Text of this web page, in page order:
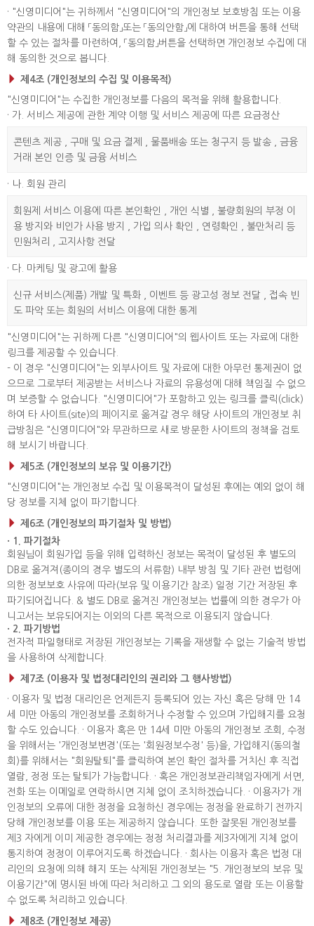
· "신영미디어"는 귀하께서 "신영미디어"의 개인정보 보호방침 또는 이용
약관의 내용에 대해 「동의함」또는 「동의안함」에 대하여 버튼을 통해 선택
할 수 있는 절차를 마련하여, 「동의함」버튼을 선택하면 개인정보 수집에 대
해 동의한 것으로 봅니다.
제4조 (개인정보의 수집 및 이용목적)
"신영미디어"는 수집한 개인정보를 다음의 목적을 위해 활용합니다.
· 가. 서비스 제공에 관한 계약 이행 및 서비스 제공에 따른 요금정산
콘텐츠 제공 , 구매 및 요금 결제 , 물품배송 또는 청구지 등 발송 , 금융
거래 본인 인증 및 금융 서비스
· 나. 회원 관리
회원제 서비스 이용에 따른 본인확인 , 개인 식별 , 불량회원의 부정 이
용 방지와 비인가 사용 방지 , 가입 의사 확인 , 연령확인 , 불만처리 등
민원처리 , 고지사항 전달
· 다. 마케팅 및 광고에 활용
신규 서비스(제품) 개발 및 특화 , 이벤트 등 광고성 정보 전달 , 접속 빈
도 파악 또는 회원의 서비스 이용에 대한 통계
"신영미디어"는 귀하께 다른 "신영미디어"의 웹사이트 또는 자료에 대한
링크를 제공할 수 있습니다.
- 이 경우 "신영미디어"는 외부사이트 및 자료에 대한 아무런 통제권이 없
으므로 그로부터 제공받는 서비스나 자료의 유용성에 대해 책임질 수 없으
며 보증할 수 없습니다. "신영미디어"가 포함하고 있는 링크를 클릭(click)
하여 타 사이트(site)의 페이지로 옮겨갈 경우 해당 사이트의 개인정보 취
급방침은 "신영미디어"와 무관하므로 새로 방문한 사이트의 정책을 검토
해 보시기 바랍니다.
제5조 (개인정보의 보유 및 이용기간)
"신영미디어"는 개인정보 수집 및 이용목적이 달성된 후에는 예외 없이 해
당 정보를 지체 없이 파기합니다.
제6조 (개인정보의 파기절차 및 방법)
· 1. 파기절차
회원님이 회원가입 등을 위해 입력하신 정보는 목적이 달성된 후 별도의
DB로 옮겨져(종이의 경우 별도의 서류함) 내부 방침 및 기타 관련 법령에
의한 정보보호 사유에 따라(보유 및 이용기간 참조) 일정 기간 저장된 후
파기되어집니다. & 별도 DB로 옮겨진 개인정보는 법률에 의한 경우가 아
니고서는 보유되어지는 이외의 다른 목적으로 이용되지 않습니다.
· 2. 파기방법
전자적 파일형태로 저장된 개인정보는 기록을 재생할 수 없는 기술적 방법
을 사용하여 삭제합니다.
제7조 (이용자 및 법정대리인의 권리와 그 행사방법)
· 이용자 및 법정 대리인은 언제든지 등록되어 있는 자신 혹은 당해 만 14
세 미만 아동의 개인정보를 조회하거나 수정할 수 있으며 가입해지를 요청
할 수도 있습니다. · 이용자 혹은 만 14세 미만 아동의 개인정보 조회, 수정
을 위해서는 '개인정보변경'(또는 '회원정보수정' 등)을, 가입해지(동의철
회)를 위해서는 "회원탈퇴"를 클릭하여 본인 확인 절차를 거치신 후 직접
열람, 정정 또는 탈퇴가 가능합니다. · 혹은 개인정보관리책임자에게 서면,
전화 또는 이메일로 연락하시면 지체 없이 조치하겠습니다. · 이용자가 개
인정보의 오류에 대한 정정을 요청하신 경우에는 정정을 완료하기 전까지
당해 개인정보를 이용 또는 제공하지 않습니다. 또한 잘못된 개인정보를
제3 자에게 이미 제공한 경우에는 정정 처리결과를 제3자에게 지체 없이
통지하여 정정이 이루어지도록 하겠습니다. · 회사는 이용자 혹은 법정 대
리인의 요청에 의해 해지 또는 삭제된 개인정보는 "5. 개인정보의 보유 및
이용기간"에 명시된 바에 따라 처리하고 그 외의 용도로 열람 또는 이용할
수 없도록 처리하고 있습니다.
제8조 (개인정보 제공)